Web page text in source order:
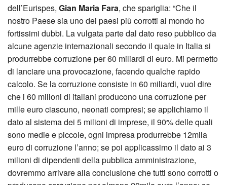
dell’Eurispes, Gian Maria Fara, che spariglia: “Che il
nostro Paese sia uno dei paesi più corrotti al mondo ho
fortissimi dubbi. La vulgata parte dal dato reso pubblico da
alcune agenzie internazionali secondo il quale in Italia si
produrrebbe corruzione per 60 miliardi di euro. Mi permetto
di lanciare una provocazione, facendo qualche rapido
calcolo. Se la corruzione consiste in 60 miliardi, vuol dire
che i 60 milioni di italiani producono una corruzione per
mille euro ciascuno, neonati compresi; se applichiamo il
dato al sistema dei 5 milioni di imprese, il 90% delle quali
sono medie e piccole, ogni impresa produrrebbe 12mila
euro di corruzione l’anno; se poi applicassimo il dato ai 3
milioni di dipendenti della pubblica amministrazione,
dovremmo arrivare alla conclusione che tutti sono corrotti o